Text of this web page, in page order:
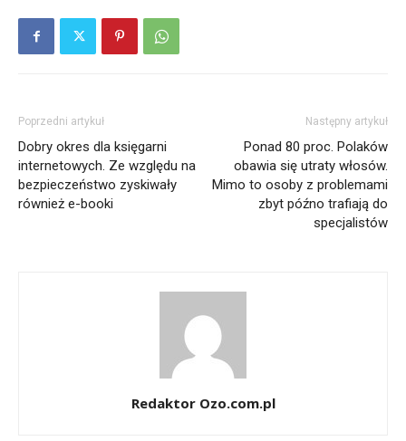
Poprzedni artykuł
Dobry okres dla księgarni
internetowych. Ze względu na
bezpieczeństwo zyskiwały
również e-booki
Następny artykuł
Ponad 80 proc. Polaków
obawia się utraty włosów.
Mimo to osoby z problemami
zbyt późno trafiają do
specjalistów
Redaktor Ozo.com.pl